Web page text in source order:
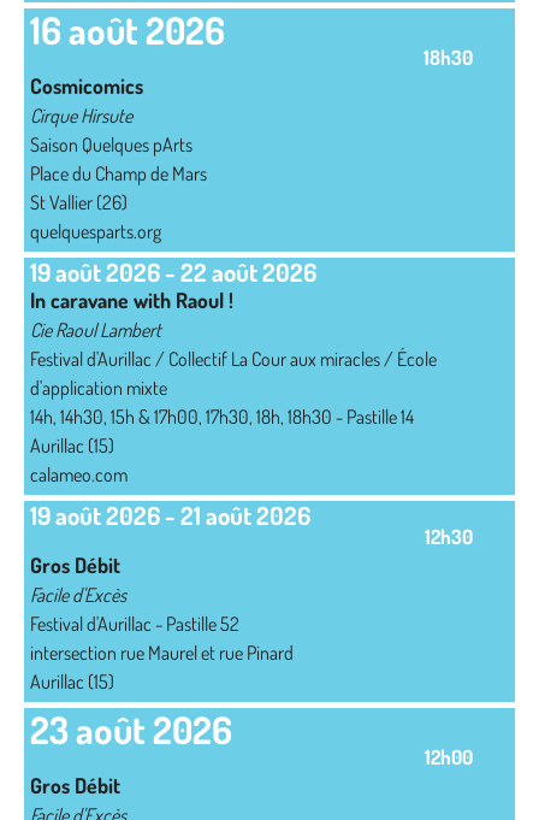
16 août 2026
18h30
Cosmicomics
Cirque Hirsute
Saison Quelques pArts
Place du Champ de Mars
St Vallier (26)
quelquesparts.org
19 août 2026-22 août 2026
In caravane with Raoul !
Cie Raoul Lambert
Festival d'Aurillac / Collectif La Cour aux miracles / École
d'application mixte
14h, 14h30, 15h & 17h00, 17h30, 18h, 18h30 - Pastille 14
Aurillac (15)
calameo.com
19 août 2026-21 août 2026
12h30
Gros Débit
Facile d'Excès
Festival d'Aurillac - Pastille 52
intersection rue Maurel et rue Pinard
Aurillac (15)
23 août 2026
12h00
Gros Débit
Facile d'Excès